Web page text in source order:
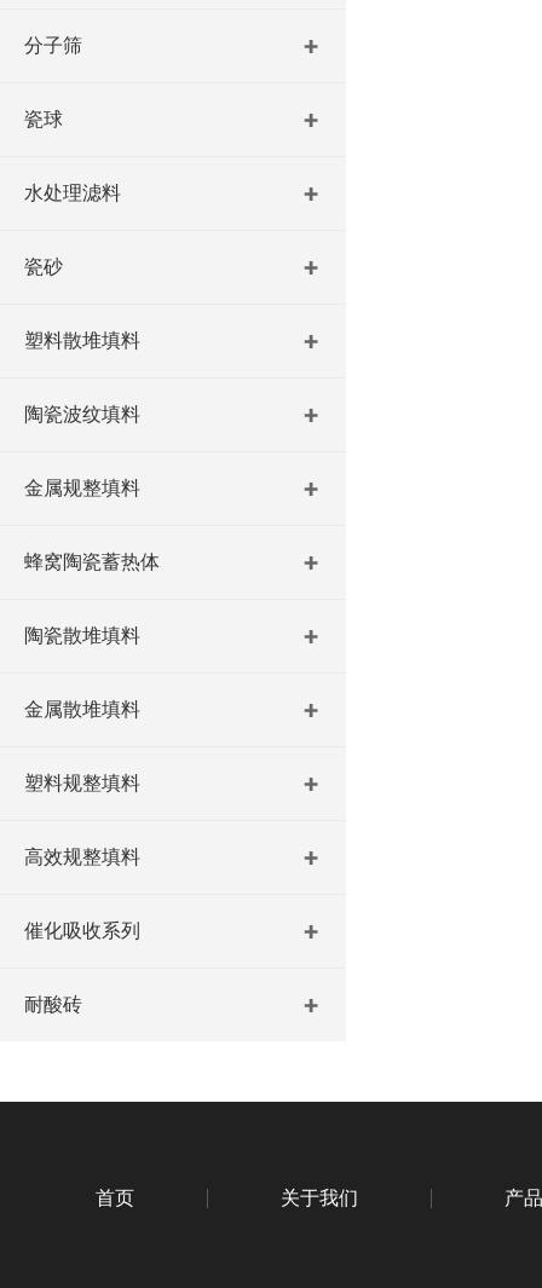
分子筛
瓷球
水处理滤料
瓷砂
塑料散堆填料
陶瓷波纹填料
金属规整填料
蜂窝陶瓷蓄热体
陶瓷散堆填料
金属散堆填料
塑料规整填料
高效规整填料
催化吸收系列
耐酸砖
首页 关于我们 产